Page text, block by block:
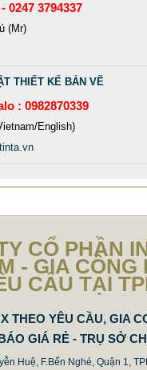
0247 3794337
(Mr)
THIẾT KẾ BẢN VẼ
: 0982870339
English)
CỔ PHẦN
- GIA CÔNG
CẦU TẠI
THEO YÊU CẦU, GIA
GIÁ RẺ - TRỤ SỞ
Huệ, F.Bến Nghé, Quận 1,